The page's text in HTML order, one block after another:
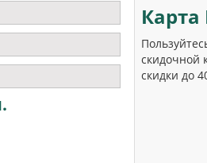
Карта
скидочной
скидки до